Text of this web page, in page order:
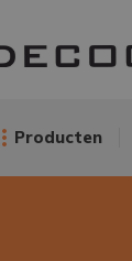
Producten